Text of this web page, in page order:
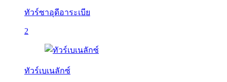
ทัวร์ซาอุดีอาระเบีย
2
ทัวร์เบเนลักซ์